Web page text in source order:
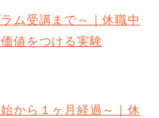
ム受講まで～｜休職中
値をつける実験
から１ヶ月経過～｜休